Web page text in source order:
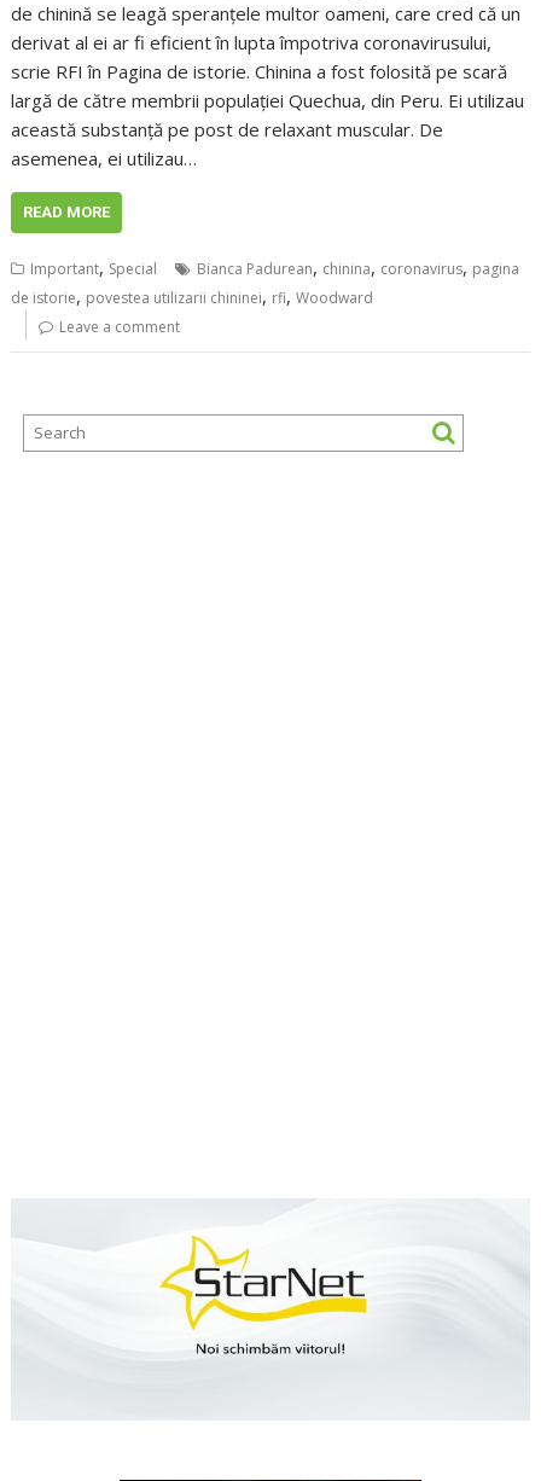
de chinină se leagă speranțele multor oameni, care cred că un
derivat al ei ar fi eficient în lupta împotriva coronavirusului,
scrie RFI în Pagina de istorie. Chinina a fost folosită pe scară
largă de către membrii populației Quechua, din Peru. Ei utilizau
această substanță pe post de relaxant muscular. De
asemenea, ei utilizau…
READ MORE
Important, Special Bianca Padurean, chinina, coronavirus, pagina
de istorie, povestea utilizarii chininei, rfi,Woodward
Leave a comment